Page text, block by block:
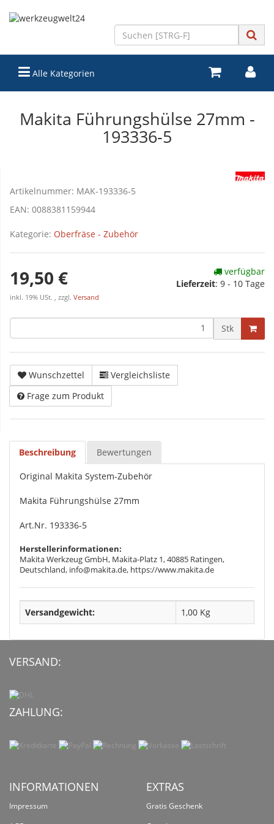
Alle Kategorien
Makita Führungshülse 27mm -
193336-5
Artikelnummer: MAK-193336-5
EAN: 0088381159944
Kategorie: Oberfräse - Zubehör
19,50 €
inkl. 19% USt. , zzgl. Versand
verfügbar
Lieferzeit: 9 - 10 Tage
Stk
Wunschzettel
Vergleichsliste
Frage zum Produkt
Beschreibung Bewertungen
Original Makita System-Zubehör
Makita Führungshülse 27mm
Art.Nr. 193336-5
Herstellerinformationen:
Makita Werkzeug GmbH, Makita-Platz 1, 40885 Ratingen,
Deutschland, info@makita.de, https://www.makita.de
Versandgewicht: 1,00 Kg
VERSAND:
ZAHLUNG:
INFORMATIONEN
Impressum
EXTRAS
Gratis Geschenk